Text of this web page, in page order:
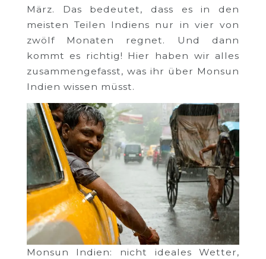
März. Das bedeutet, dass es in den
meisten Teilen Indiens nur in vier von
zwölf Monaten regnet. Und dann
kommt es richtig! Hier haben wir alles
zusammengefasst, was ihr über Monsun
Indien wissen müsst.
Monsun Indien: nicht ideales Wetter,